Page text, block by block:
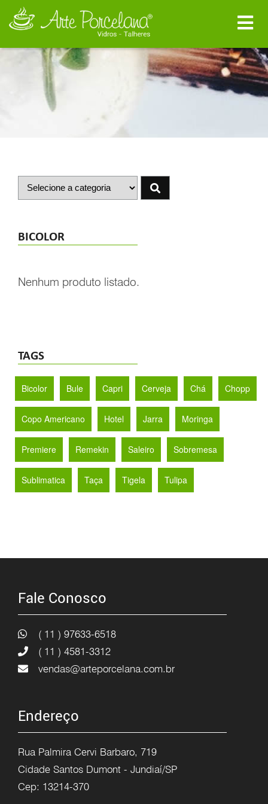
BICOLOR
Nenhum produto listado.
TAGS
Bicolor Bule Capri Cerveja Chá Chopp
Copo Americano Hotel Jarra Moringa
Premiere Remekin Saleiro Sobremesa
Sublimatica Taça Tigela Tulipa
Fale Conosco
( 11 ) 97633-6518
( 11 ) 4581-3312
vendas@arteporcelana.com.br
Endereço
Rua Palmira Cervi Barbaro, 719
Cidade Santos Dumont - Jundiaí/SP
Cep: 13214-370